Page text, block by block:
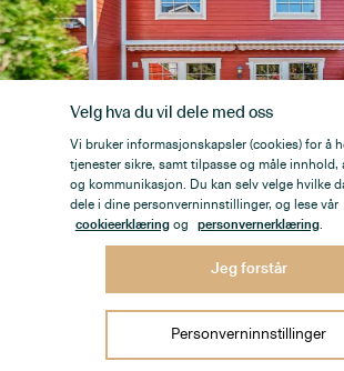
Peis - Uteplasser på 44m² - Attraktiv
barnevennlig beliggenhet
Velg hva du vil dele med oss
Vi bruker informasjonskapsler (cookies) for å
tjenester sikre, samt tilpasse og måle innhold,
og kommunikasjon. Du kan selv velge hvilke
dele i dine personverninnstillinger, og lese vår
cookieerklæringog personvernerklæring.
Jeg forstår
Personverninnstillinger